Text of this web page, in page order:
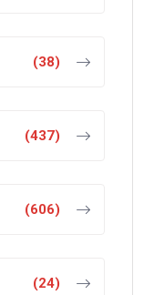
(38)
(437)
(606)
(24)